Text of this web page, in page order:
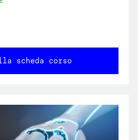
scheda corso